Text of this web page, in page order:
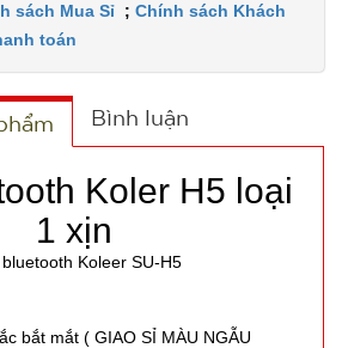
sách Mua Sỉ ; Chính sách Khách
toán
Bình luận
Koler H5 loại
1 xịn
Koleer SU-H5
bắt mắt ( GIAO SỈ MÀU NGẪU